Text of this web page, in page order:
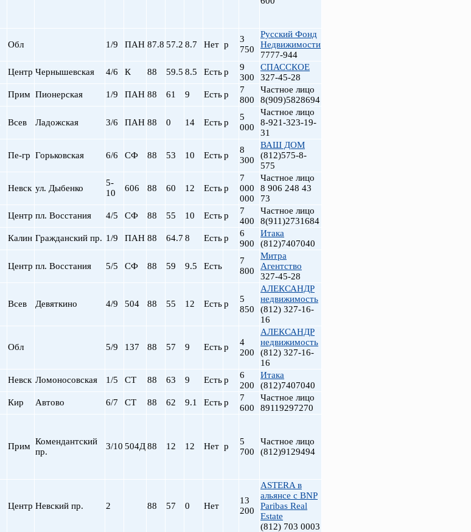
Нарвская
Новочеркасская
Обухово
Парк Победы
Петроградская
пл. Ал. Невского
пл. Ленина
Политехническая
пр. Ветеранов
Садовая
Спортивная
Технологический ин-т
Фрунзенская
Электросила
Обл 1/9 ПАН 87.8 57.2 8.7 Нет р
3
750
Русский Фонд
Недвижимости
7777-944
Центр Чернышевская 4/6 К 88 59.5 8.5 Естьр
9
300
СПАССКОЕ
327-45-28
Прим Пионерская 1/9 ПАН 88 61 9 Естьр
7
800
Частное лицо
8(909)5828694
Всев Ладожская 3/6 ПАН 88 0 14 Естьр
5
000
Частное лицо
8-921-323-19-
31
Пе-гр Горьковская 6/6 СФ 88 53 10 Естьр
8
300
ВАШ ДОМ
(812)575-8-
575
Невск ул. Дыбенко
5-
10
606 88 60 12 Естьр
7
000
000
Частное лицо
8 906 248 43
73
Центр пл. Восстания 4/5 СФ 88 55 10 Естьр
7
400
Частное лицо
8(911)2731684
Калин Гражданский пр. 1/9 ПАН 88 64.7 8 Естьр
6
900
Итака
(812)7407040
Центр пл. Восстания 5/5 СФ 88 59 9.5 Есть
7
800
Митра
Агентство
327-45-28
Всев Девяткино 4/9 504 88 55 12 Естьр
5
850
АЛЕКСАНДР
недвижимость
(812) 327-16-
16
Обл 5/9 137 88 57 9 Естьр
4
200
АЛЕКСАНДР
недвижимость
(812) 327-16-
16
Невск Ломоносовская 1/5 СТ 88 63 9 Естьр
6
200
Итака
(812)7407040
Кир Автово 6/7 СТ 88 62 9.1 Естьр
7
600
Частное лицо
89119297270
Прим Комендантский
пр.
3/10 504Д88 12 12 Нет р
5
700
Частное лицо
(812)9129494
Центр Невский пр. 2 88 57 0 Нет
13
200
ASTERA в
альянсе с BNP
Paribas Real
Estate
(812) 703 0003